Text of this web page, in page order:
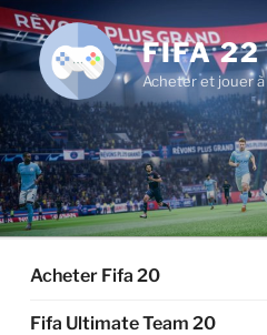
Aller
au
contenu
principal
FIFA 22
Acheter et jouer
Acheter Fifa 20
Fifa Ultimate Team 20